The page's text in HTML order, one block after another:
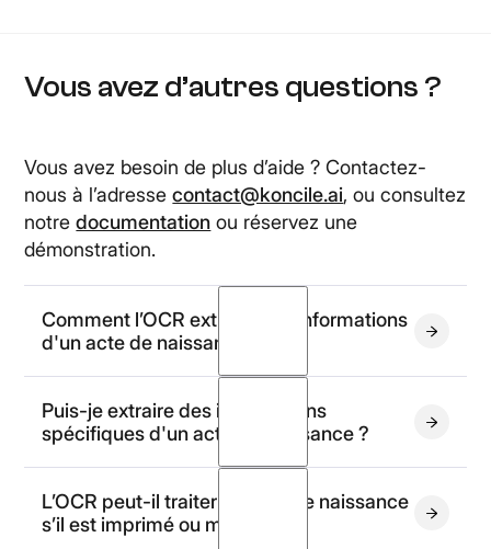
Vous avez d’autres questions ?
Vous avez besoin de plus d’aide ? Contactez-
nous à l’adressecontact@koncile.ai, ou consultez
notredocumentation ou réservez une
démonstration.
Comment l’OCR extrait-il les informations
d'un acte de naissance ?
Puis-je extraire des informations
spécifiques d'un acte de naissance ?
L’OCR peut-il traiter un acte de naissance
s’il est imprimé ou manuscrit ?